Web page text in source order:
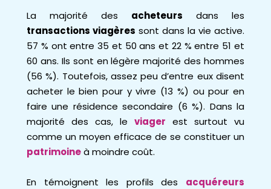
La majorité des acheteurs dans les
transactions viagères sont dans la vie active.
57 % ont entre 35 et 50 ans et 22 % entre 51 et
60 ans. Ils sont en légère majorité des hommes
(56 %). Toutefois, assez peu d’entre eux disent
acheter le bien pour y vivre (13 %) ou pour en
faire une résidence secondaire (6 %). Dans la
majorité des cas, le viager est surtout vu
comme un moyen efficace de se constituer un
patrimoineà moindre coût.
En témoignent les profils des acquéreurs